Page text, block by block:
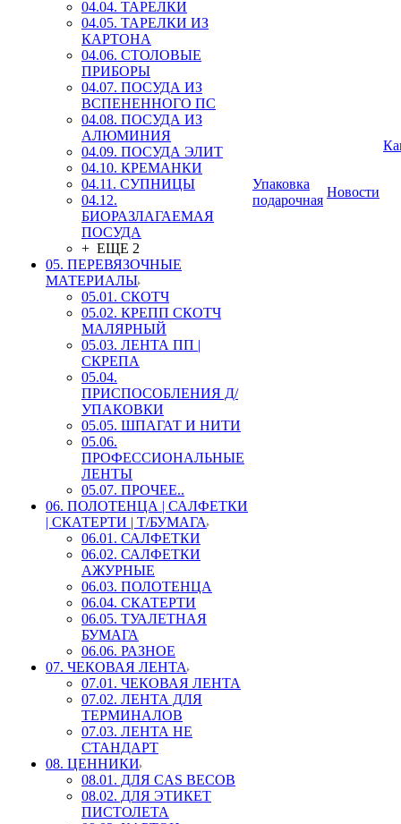
04.04. ТАРЕЛКИ
04.05. ТАРЕЛКИ ИЗ
КАРТОНА
04.06. СТОЛОВЫЕ
ПРИБОРЫ
04.07. ПОСУДА ИЗ
ВСПЕНЕННОГО ПС
04.08. ПОСУДА ИЗ
АЛЮМИНИЯ
04.09. ПОСУДА ЭЛИТ
04.10. КРЕМАНКИ
04.11. СУПНИЦЫ
04.12.
БИОРАЗЛАГАЕМАЯ
ПОСУДА
+ ЕЩЕ 2
05. ПЕРЕВЯЗОЧНЫЕ
МАТЕРИАЛЫ
05.01. СКОТЧ
05.02. КРЕПП СКОТЧ
МАЛЯРНЫЙ
05.03. ЛЕНТА ПП |
СКРЕПА
05.04.
ПРИСПОСОБЛЕНИЯ Д/
УПАКОВКИ
05.05. ШПАГАТ И НИТИ
05.06.
ПРОФЕССИОНАЛЬНЫЕ
ЛЕНТЫ
05.07. ПРОЧЕЕ..
06. ПОЛОТЕНЦА | САЛФЕТКИ
| СКАТЕРТИ | Т/БУМАГА
06.01. САЛФЕТКИ
06.02. САЛФЕТКИ
АЖУРНЫЕ
06.03. ПОЛОТЕНЦА
06.04. СКАТЕРТИ
06.05. ТУАЛЕТНАЯ
БУМАГА
06.06. РАЗНОЕ
07. ЧЕКОВАЯ ЛЕНТА
07.01. ЧЕКОВАЯ ЛЕНТА
07.02. ЛЕНТА ДЛЯ
ТЕРМИНАЛОВ
07.03. ЛЕНТА НЕ
СТАНДАРТ
08. ЦЕННИКИ
08.01. ДЛЯ CAS ВЕСОВ
08.02. ДЛЯ ЭТИКЕТ
ПИСТОЛЕТА
Упаковка
подарочная
Новости